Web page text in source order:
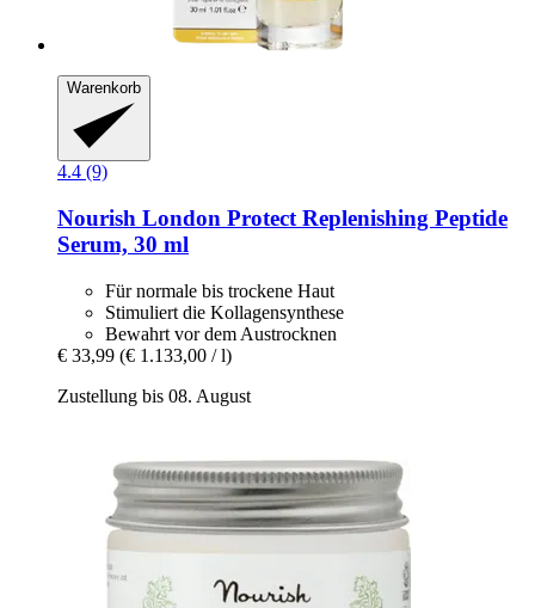
Warenkorb
4.4 (9)
Nourish London Protect Replenishing Peptide
Serum, 30 ml
Für normale bis trockene Haut
Stimuliert die Kollagensynthese
Bewahrt vor dem Austrocknen
€ 33,99 (€ 1.133,00 / l)
Zustellung bis 08. August